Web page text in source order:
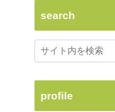
search
profile